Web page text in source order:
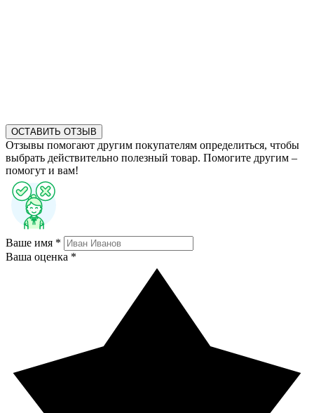
ОСТАВИТЬ ОТЗЫВ
Отзывы помогают другим покупателям определиться, чтобы
выбрать действительно полезный товар. Помогите другим –
помогут и вам!
Ваше имя *
Ваша оценка *